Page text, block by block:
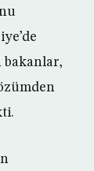
bakanlar,